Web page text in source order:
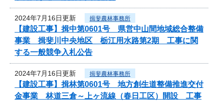
2024年7月16日更新 揖斐農林事務所
【建設工事】揖中第0601号 県営中山間地域総合整備
事業 揖斐川中央地区 栃江用水路第2期 工事に関
する一般競争入札公告
2024年7月16日更新 揖斐農林事務所
【建設工事】揖林第0601号 地方創生道整備推進交付
金事業 林道三倉～上ヶ流線（春日工区）開設 工事